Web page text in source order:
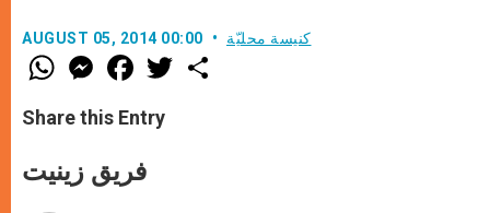
AUGUST 05, 2014 00:00 كنيسة محليّة
W
h
t
s
p
p
M
e
s
e
g
e
F
a
e
b
o
k
w
Share this Entry
فريق زينيت